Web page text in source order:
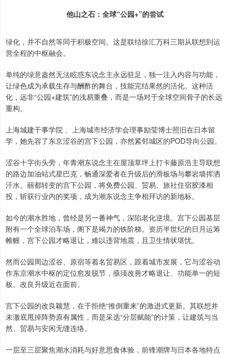
他山之石：全球“公园+”的尝试
绿化，并不自然等同于积极空间。这是联结徐汇万科三期从联想到运
营全程的中枢融会。
单纯的绿意盎然无法眩惑东说念主永远驻足，独一注入内容与功能，
让绿色成为承载生存与酬酢的舞台，技能完结果然的活化。这种活
化，远非“公园+建筑”的浅易重叠，而是一场对于全球空间骨子的长远
重构。
上海城建干事学院 、上海城市经济学会理事励莹博士照旧在日本留
学，她先容了东京涩谷的宫下公园，亦然紧邻城区的POD导向公园。
涩谷十字街头旁，年青潮东说念主在屋顶草坪上打卡藤原浩主导联想
的路边加油站式星巴克，畅通深爱者在升级后的滑板场与攀岩墙挥洒
汗水。丽都转变的宫下公园，将免费公园、贸易、旅社住宿胶漆相
投，斩获行业内的奖项，成为潮东说念主争相拜访的新地标。
如今的潮水胜地，曾经是另一番神气，深陷老化逆境。宫下公园基层
附有一个全球泊车场，阁下是竭力的铁阶梯。资历半世纪的日月运筹
帷幄，宫下公园才略退让，难以违背地震，且卫生情状堪忧。
然而公园周边涩谷、原宿等着名贸易区，跟着城市发展，它与涩谷动
作东京潮水中枢的定位愈发脱节，亟须改善才略退让、功能单一的短
板。改良升级近在面前。
宫下公园的改良颖慧，在于拒绝“推倒重来”的激进式更新。其联想并
未澈底甩掉阵势原有属性，而是采选“分层赋能”的计策，让建筑与当
然、贸易与安闲无缝连络。
一层至三层聚焦潮水消耗与好意思食体验，前锋潮牌与日本各地特点